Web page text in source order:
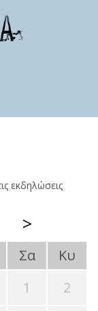
εκδηλώσεις
>
Σα
Κυ
1
2